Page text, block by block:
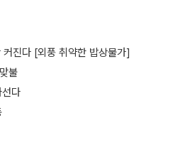
커진다 [외풍 취약한 밥상물가]
불
다